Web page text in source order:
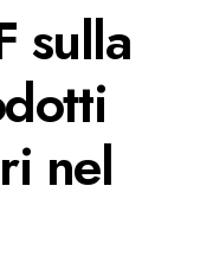
sulla
nel